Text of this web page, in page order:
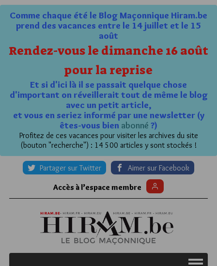
Comme chaque été le Blog Maçonnique Hiram.be
prend des vacances entre le 14 juillet et le 15
août
Rendez-vous le dimanche 16 août
pour la reprise
Et si d'ici là il se passait quelque chose
d'important on réveillerait tout de même le blog
avec un petit article,
et vous en seriez informé par une newsletter (y
êtes-vous bien abonné ?)
Profitez de ces vacances pour visiter les archives du site
(bouton "recherche") : 14 500 articles y sont stockés !
Partager sur Twitter Aimer sur Facebook
Accès à l’espace membre